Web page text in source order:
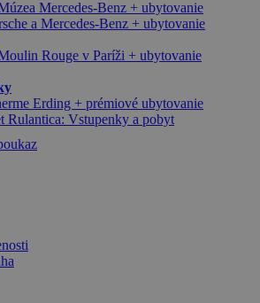
Mercedes-Benz + ubytovanie
a Mercedes-Benz + ubytovanie
Rouge v Paríži + ubytovanie
Erding + prémiové ubytovanie
Rulantica: Vstupenky a pobyt